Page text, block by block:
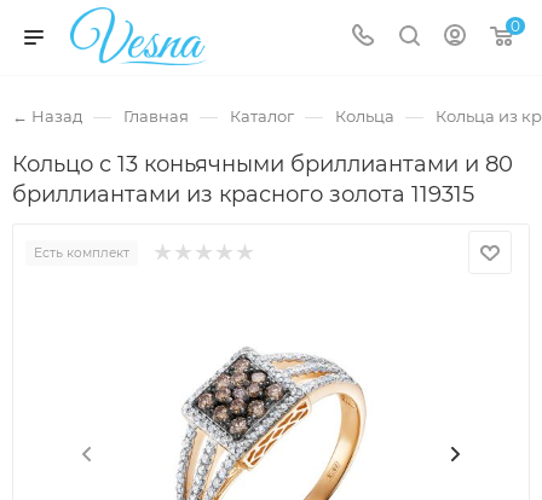
0
← Назад — Главная — Каталог — Кольца — Кольца из
Кольцо с 13 коньячными бриллиантами и 80
бриллиантами из красного золота 119315
Есть комплект